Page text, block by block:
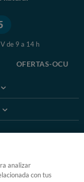
de 9 a 14 h
OFERTAS-OCU
analizar
con tus